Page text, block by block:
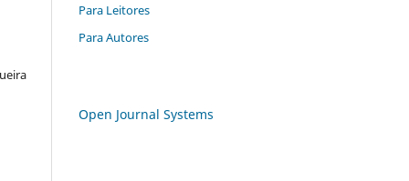
Para Leitores
Para Autores
Open Journal Systems